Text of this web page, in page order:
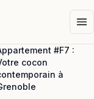
#F7 :
cocon
à